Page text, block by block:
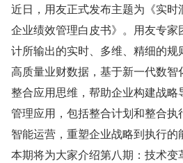
近日，用友正式发布主题为《实
企业绩效管理白皮书》。用友专
计所输出的实时、多维、精细的
高质量业财数据，基于新一代数
整合应用思维，帮助企业构建战
管理应用，包括整合计划和整合
智能运营，重塑企业战略到执行的
本期将为大家介绍第八期：技术